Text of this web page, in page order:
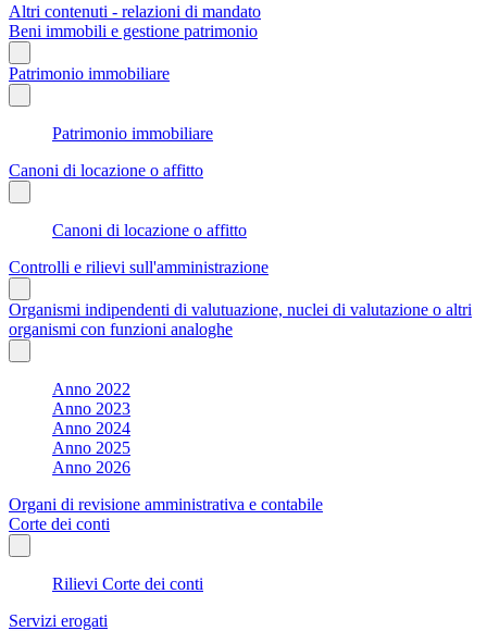
Altri contenuti - relazioni di mandato
Beni immobili e gestione patrimonio
Patrimonio immobiliare
Patrimonio immobiliare
Canoni di locazione o affitto
Canoni di locazione o affitto
Controlli e rilievi sull'amministrazione
Organismi indipendenti di valutuazione, nuclei di valutazione o altri
organismi con funzioni analoghe
Anno 2022
Anno 2023
Anno 2024
Anno 2025
Anno 2026
Organi di revisione amministrativa e contabile
Corte dei conti
Rilievi Corte dei conti
Servizi erogati